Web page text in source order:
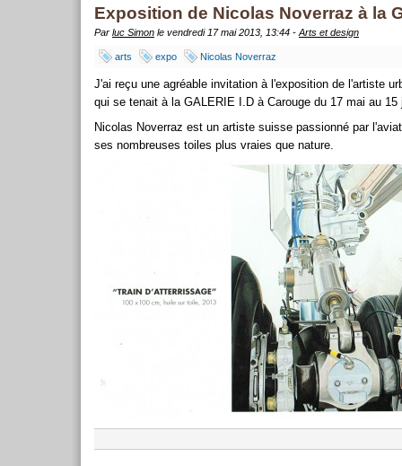
Exposition de Nicolas Noverraz à la
Par luc Simon le vendredi 17 mai 2013, 13:44 - Arts et design
arts expo Nicolas Noverraz
J'ai reçu une agréable invitation à l'exposition de l'artiste
qui se tenait à la GALERIE I.D à Carouge du 17 mai au 15
Nicolas Noverraz est un artiste suisse passionné par
ses nombreuses toiles plus vraies que nature.